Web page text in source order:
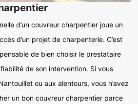
d’un couvreur charpentier joue un
d’un projet de charpenterie. C’est
de bien choisir le prestataire
de son intervention. Si vous
ou aux alentours, vous n’avez
un bon couvreur charpentier parce